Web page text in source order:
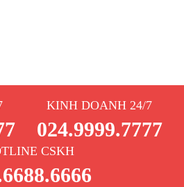
KINH DOANH 24/7
024.9999.7777
CSKH